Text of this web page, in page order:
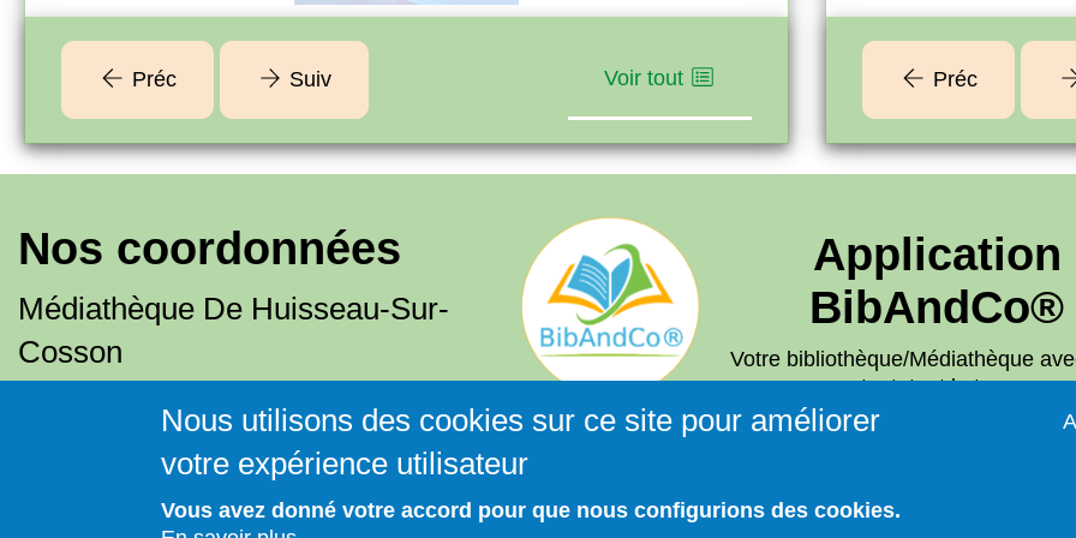
Préc Suiv Voir tout Préc
Nos coordonnées
Médiathèque De Huisseau-Sur-
Cosson
mediatheque@huisseausurcosson.fr
274 Route de Chambord
41350 HUISSEAU-SUR-COSSON
Application
BibAndCo®
Votre bibliothèque/Médiathèque
partout, tout le temps .
A Télécharger sur
Nous utilisons des cookies sur ce site pour améliorer
votre expérience utilisateur
Vous avez donné votre accord pour que nous configurions des cookies.